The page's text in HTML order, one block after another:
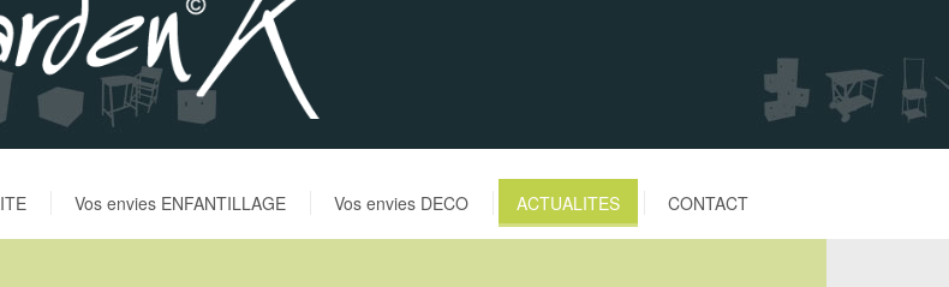
Vos envies ENFANTILLAGE Vos envies DECO ACTUALITES CONTACT